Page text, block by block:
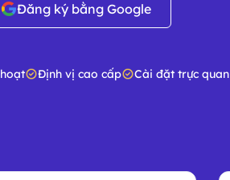
Đăng ký bằng Google
Định vị cao cấp
Cài đặt trực quan